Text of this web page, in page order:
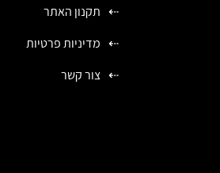
תקנון האתר
מדיניות פרטיות
צור קשר